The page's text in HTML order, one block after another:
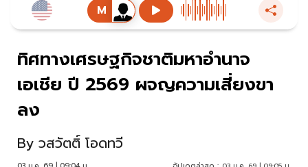
ทิศทางเศรษฐกิจชาติมหาอำนาจ
เอเชีย ปี 2569 ผจญความเสี่ยงขา
ลง
By วสวัตติ์ โอดทวี